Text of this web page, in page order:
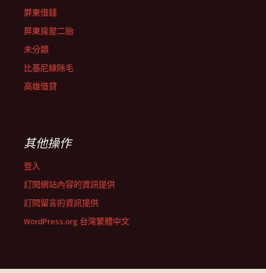
屏東借錢
屏東房屋二胎
未分類
比基尼線除毛
高雄借貸
其他操作
登入
訂閱網站內容的資訊提供
訂閱留言的資訊提供
WordPress.org 台灣繁體中文